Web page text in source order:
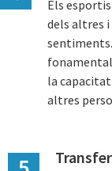
Els
dels altres i
sentiments.
la
altres